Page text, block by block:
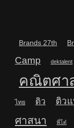
Brands 27th
Camp
dektalent
คณิตศา
ไทย ติว ติว
ศาสนา
พี่โต๋